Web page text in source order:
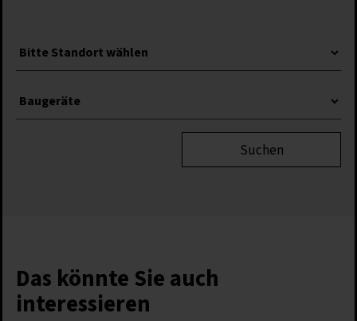
Suchen
Das könnte Sie auch
interessieren